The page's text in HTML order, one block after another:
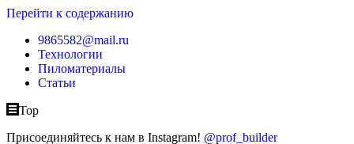
Перейти к содержанию
9865582@mail.ru
Технологии
Пиломатериалы
Статьи
Top
Присоединяйтесь к нам в Instagram! @prof_builder